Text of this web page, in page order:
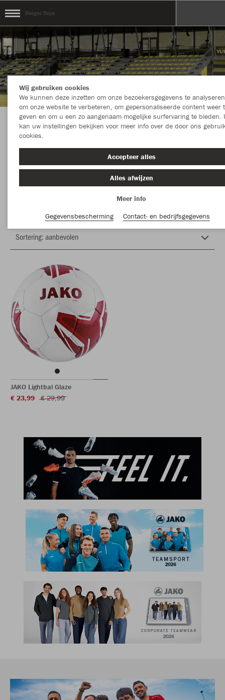
Reiger Boys
Welkom in de Teamshop van Reiger Boys
Nieuw
JAKO Lightbal Glaze
€ 23,99
€ 29,99
Wij gebruiken cookies
We kunnen deze inzetten om onze bezoekersgegevens te
om onze website te verbeteren, om gepersonaliseerde content weer
geven en om u een zo aangenaam mogelijke surfervaring te bieden.
kan uw instellingen bekijken voor meer info over de door ons
cookies.
Accepteer alles
Alles afwijzen
Meer info
Gegevensbescherming
Contact- en bedrijfsgegevens